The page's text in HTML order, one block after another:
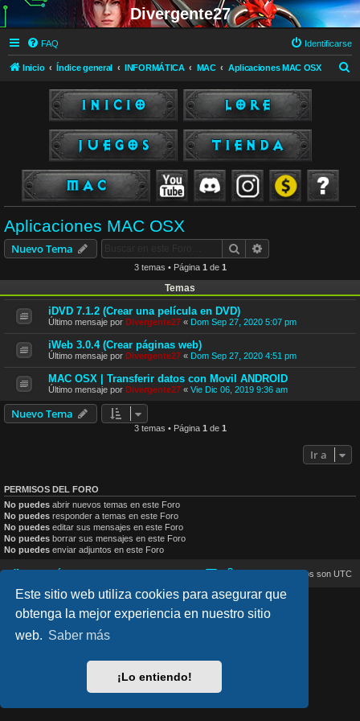
Este sitio web utiliza cookies para asegurar que
obtenga la mejor experiencia en nuestro sitio
web. Saber más
¡Lo entiendo!
Divergente27
FAQ Identificarse
Inicio Índice general INFORMÁTICA MAC Aplicaciones MAC OSX
Aplicaciones MAC OSX
Nuevo Tema Buscar
3 temas • Página 1 de 1
Temas
iDVD 7.1.2 (Crear una película en DVD)
Último mensaje por Divergente27 « Dom Sep 27, 2020 5:07 pm
iWeb 3.0.4 (Crear páginas web)
Último mensaje por Divergente27 « Dom Sep 27, 2020 4:51 pm
MAC OSX | Transferir datos con Movil ANDROID
Último mensaje por Divergente27 « Vie Dic 06, 2019 9:36 am
Nuevo Tema
3 temas • Página 1 de 1
Ir a
PERMISOS DEL FORO
No puedes abrir nuevos temas en este Foro
No puedes responder a temas en este Foro
No puedes editar sus mensajes en este Foro
No puedes borrar sus mensajes en este Foro
No puedes enviar adjuntos en este Foro
Todos los horarios son UTC
lucid_lime style created by
Melvin García
Co-Author: MannixMD
Desarrollado por
Condiciones